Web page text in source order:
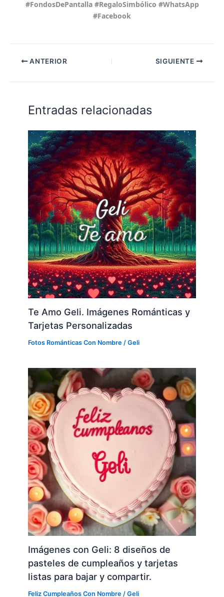
#FondosDePantalla #RegaloSimbólico #WhatsApp
#Facebook
ANTERIOR SIGUIENTE
Entradas relacionadas
Te Amo Geli. Imágenes Románticas y
Tarjetas Personalizadas
Fotos Románticas Con Nombre /Geli
Imágenes con Geli: 8 diseños de
pasteles de cumpleaños y tarjetas
listas para bajar y compartir.
Feliz Cumpleaños Con Nombre /Geli